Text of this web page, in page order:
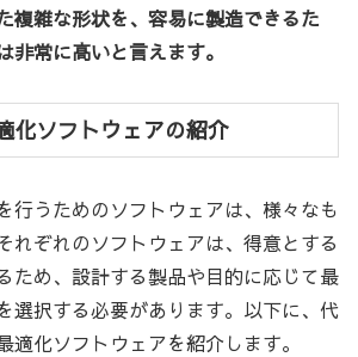
複雑な形状を、容易に製造できるた
非常に高いと言えます。
化ソフトウェアの紹介
行うためのソフトウェアは、様々なも
れぞれのソフトウェアは、得意とする
ため、設計する製品や目的に応じて最
選択する必要があります。以下に、代
適化ソフトウェアを紹介します。